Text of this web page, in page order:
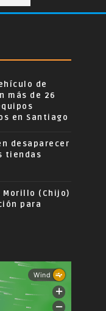
de
más de 26
en Santiago
desaparecer
tiendas
Morillo (Chijo)
para